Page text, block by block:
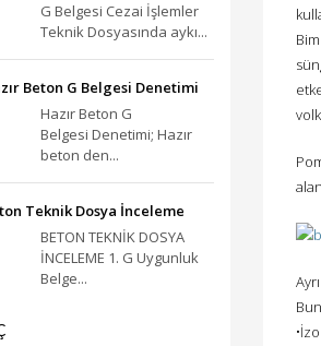
G Belgesi Cezai İşlemler
Teknik Dosyasında aykı...
Beton G Belgesi Denetimi
Hazır Beton G
Belgesi Denetimi; Hazır
beton den...
Teknik Dosya İnceleme
BETON TEKNİK DOSYA
İNCELEME 1. G Uygunluk
Belge...